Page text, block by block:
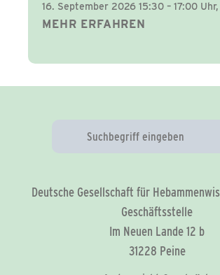
16. September 2026 15:30 – 17:00
MEHR ERFAHREN
Deutsche Gesellschaft für
Geschäftsstelle
Im Neuen Lande 12 b
31228 Peine